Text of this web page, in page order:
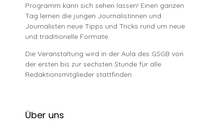
Programm kann sich sehen lassen! Einen ganzen
Tag lernen die jungen Journalistinnen und
Journalisten neue Tipps und Tricks rund um neue
und traditionelle Formate.
Die Veranstaltung wird in der Aula des GSGB von
der ersten bis zur sechsten Stunde für alle
Redaktionsmitglieder stattfinden.
Über uns